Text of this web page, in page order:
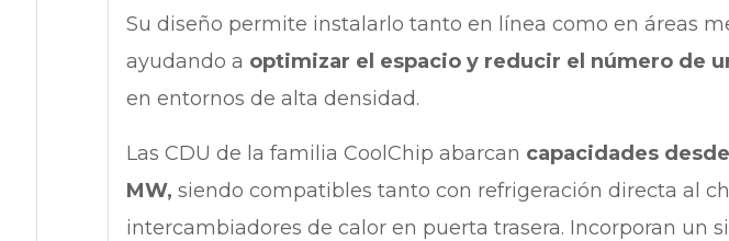
Su diseño permite instalarlo tanto en línea como en áreas
ayudando a optimizar el espacio y reducir el número de
en entornos de alta densidad.
Las CDU de la familia CoolChip abarcan capacidades
MW, siendo compatibles tanto con refrigeración directa al
intercambiadores de calor en puerta trasera. Incorporan un